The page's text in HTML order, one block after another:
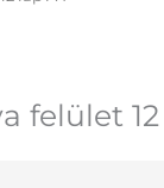
felület